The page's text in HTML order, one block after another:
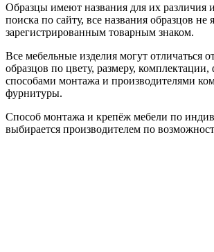
Образцы имеют названия для их различия
поиска по сайту, все названия образцов не
зарегистрированным товарным знаком.
Все мебельные изделия могут отличаться
образцов по цвету, размеру,
способами монтажа и производителями
фурнитуры.
Способ монтажа и крепёж мебели по
выбирается производителем по